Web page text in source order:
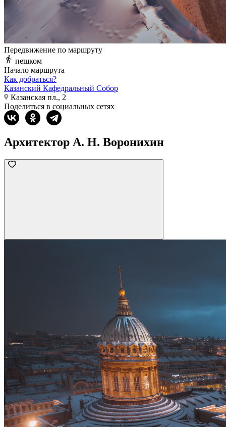
Передвижение по маршруту
пешком
Начало маршрута
Как добраться?
Казанский Кафедральный Собор
Казанская пл., 2
Поделиться в социальных сетях
Архитектор А. Н. Воронихин